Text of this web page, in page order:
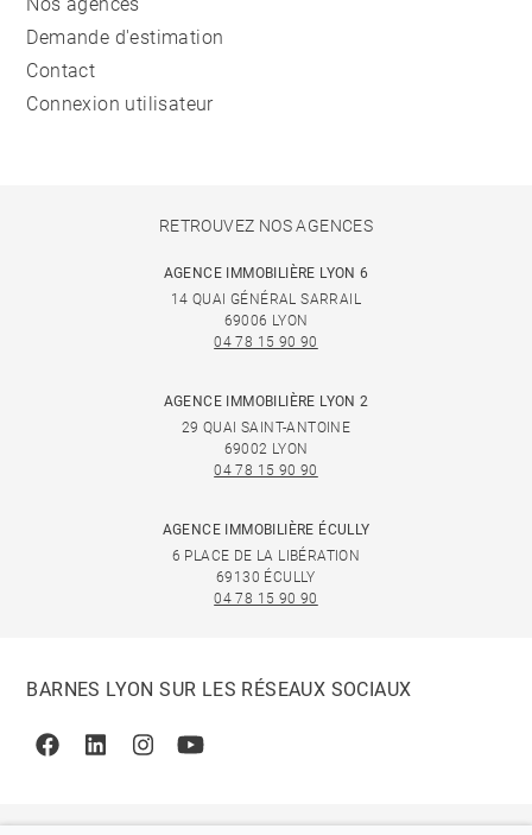
Demande d'estimation
Contact
Connexion utilisateur
RETROUVEZ NOS AGENCES
AGENCE IMMOBILIÈRE LYON 6
14 QUAI GÉNÉRAL SARRAIL
69006 LYON
04 78 15 90 90
AGENCE IMMOBILIÈRE LYON 2
29 QUAI SAINT-ANTOINE
69002 LYON
04 78 15 90 90
AGENCE IMMOBILIÈRE ÉCULLY
6 PLACE DE LA LIBÉRATION
69130 ÉCULLY
04 78 15 90 90
BARNES LYON SUR LES RÉSEAUX SOCIAUX
FacebookLinkedinInstagramYoutube